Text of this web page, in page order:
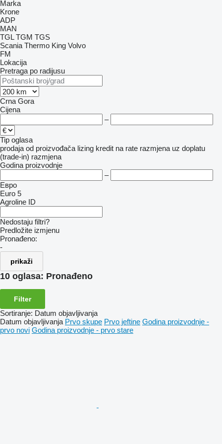
Marka
Krone
ADP
MAN
TGL TGM TGS
Scania Thermo King Volvo
FM
Lokacija
Pretraga po radijusu
Crna Gora
Cijena
–
Tip oglasa
prodaja od proizvođača lizing kredit na rate razmjena uz doplatu
(trade-in) razmjena
Godina proizvodnje
–
Евро
Euro 5
Agroline ID
Nedostaju filtri?
Predložite izmjenu
Pronađeno:
-
prikaži
10 oglasa: Pronađeno
Filter
Sortiranje: Datum objavljivanja
Datum objavljivanja Prvo skupe Prvo jeftine Godina proizvodnje -
prvo novi Godina proizvodnje - prvo stare